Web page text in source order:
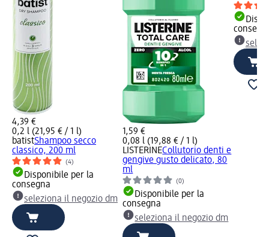
4,39 €
0,2 l (21,95 € / 1 l)
batistShampoo secco
classico, 200 ml
(4)
Disponibile per la
consegna
seleziona il negozio dm
1,59 €
0,08 l (19,88 € / 1 l)
LISTERINECollutorio denti e
gengive gusto delicato, 80
ml
(0)
Disponibile per la
consegna
seleziona il negozio dm